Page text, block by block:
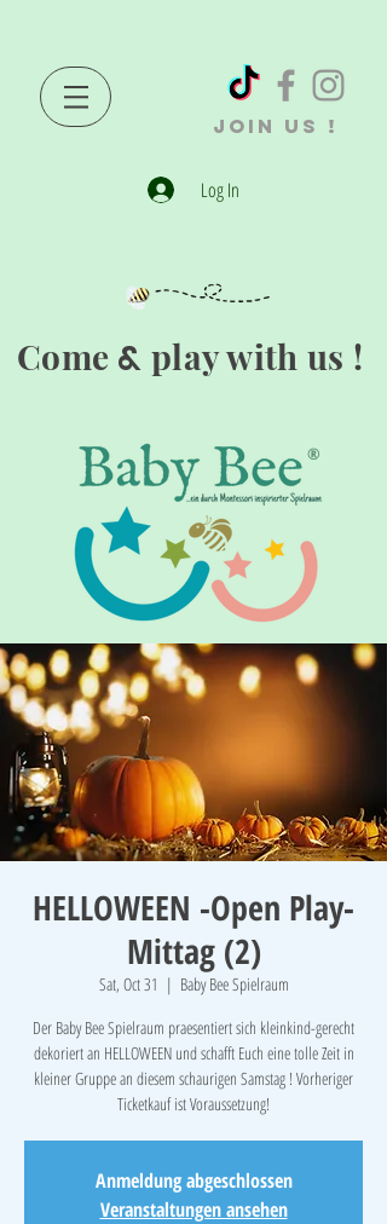
JOIN US !
Log In
Come & play with us !
®
HELLOWEEN -Open Play-
Mittag (2)
Sat, Oct 31
  |
Baby Bee Spielraum
Der Baby Bee Spielraum praesentiert sich kleinkind-gerecht
dekoriert an HELLOWEEN und schafft Euch eine tolle Zeit in
kleiner Gruppe an diesem schaurigen Samstag ! Vorheriger
Ticketkauf ist Voraussetzung!
Anmeldung abgeschlossen
Veranstaltungen ansehen